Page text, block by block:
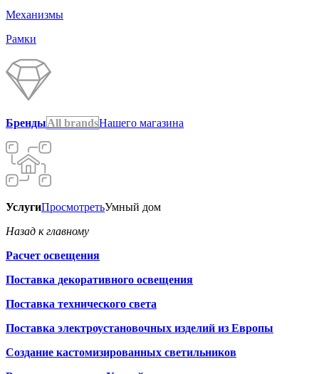
Механизмы
Рамки
БрендыAll brandsНашего магазина
УслугиПросмотретьУмный дом
Назад к главному
Расчет освещения
Поставка декоративного освещения
Поставка технического света
Поставка электроустановочных изделий из Европы
Создание кастомизированных светильников